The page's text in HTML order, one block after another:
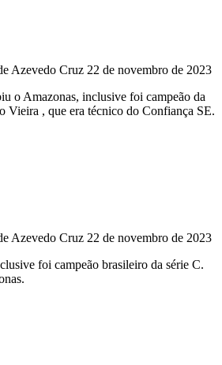
Azevedo Cruz 22 de novembro de 2023
o Amazonas, inclusive foi campeão da
Vieira , que era técnico do Confiança SE.
Azevedo Cruz 22 de novembro de 2023
foi campeão brasileiro da série C.